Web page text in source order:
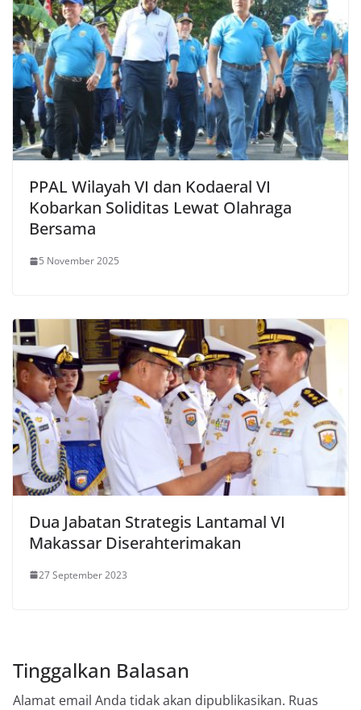
PPAL Wilayah VI dan Kodaeral VI
Kobarkan Soliditas Lewat Olahraga
Bersama
5 November 2025
Dua Jabatan Strategis Lantamal VI
Makassar Diserahterimakan
27 September 2023
Tinggalkan Balasan
Alamat email Anda tidak akan dipublikasikan. Ruas